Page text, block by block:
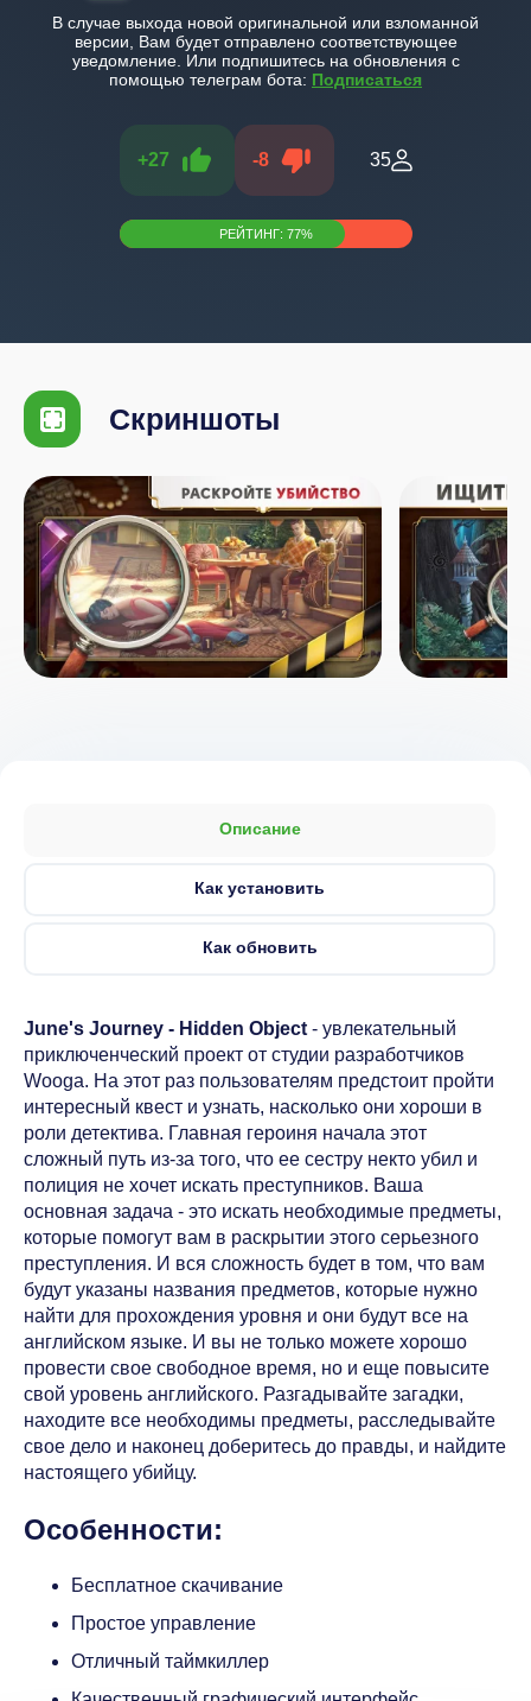
В случае выхода новой оригинальной или взломанной
версии, Вам будет отправлено соответствующее
уведомление. Или подпишитесь на обновления с
помощью телеграм бота: Подписаться
+27 -8 35
РЕЙТИНГ: 77%
Скриншоты
Описание
Как установить
Как обновить
June's Journey - Hidden Object - увлекательный
приключенческий проект от студии разработчиков
Wooga. На этот раз пользователям предстоит пройти
интересный квест и узнать, насколько они хороши в
роли детектива. Главная героиня начала этот
сложный путь из-за того, что ее сестру некто убил и
полиция не хочет искать преступников. Ваша
основная задача - это искать необходимые предметы,
которые помогут вам в раскрытии этого серьезного
преступления. И вся сложность будет в том, что вам
будут указаны названия предметов, которые нужно
найти для прохождения уровня и они будут все на
английском языке. И вы не только можете хорошо
провести свое свободное время, но и еще повысите
свой уровень английского. Разгадывайте загадки,
находите все необходимы предметы, расследывайте
свое дело и наконец доберитесь до правды, и найдите
настоящего убийцу.
Особенности:
Бесплатное скачивание
Простое управление
Отличный таймкиллер